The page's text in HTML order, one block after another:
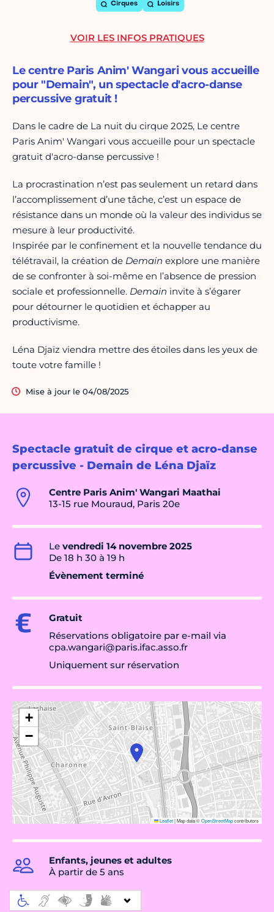
Cirques Loisirs
Spectacle gratuit de cirque et acro-danse
percussive - Demain de Léna Djaïz
Centre Paris Anim' Wangari Maathai
13-15 rue Mouraud, Paris 20e
Le vendredi 14 novembre 2025
De 18 h 30 à 19 h
Évènement terminé
Gratuit
Réservations obligatoire par e-mail via
cpa.wangari@paris.ifac.asso.fr
Uniquement sur réservation
+
−
Leaflet|Map data ©OpenStreetMapcontributors
Enfants, jeunes et adultes
À partir de 5 ans
Le centre Paris Anim' Wangari vous accueille
pour "Demain", un spectacle d'acro-danse
percussive gratuit !
Dans le cadre de La nuit du cirque 2025, Le centre
Paris Anim' Wangari vous accueille pour un spectacle
gratuit d'acro-danse percussive !
La procrastination n’est pas seulement un retard dans
l’accomplissement d’une tâche, c’est un espace de
résistance dans un monde où la valeur des individus se
mesure à leur productivité.
Inspirée par le confinement et la nouvelle tendance du
télétravail, la création de Demain explore une manière
de se confronter à soi-même en l’absence de pression
sociale et professionnelle. Demain invite à s’égarer
pour détourner le quotidien et échapper au
productivisme.
Léna Djaïz viendra mettre des étoiles dans les yeux de
toute votre famille !
Mise à jour le 04/08/2025
VOIR LES INFOS PRATIQUES